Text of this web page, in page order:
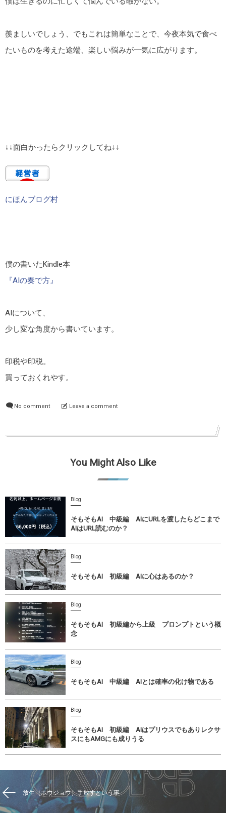
羨ましいでしょう、でもこれは簡単なことで、今夜本気で食べ
たいものを考えた途端、楽しい悩みが一気に広がります。
↓↓面白かったらクリックしてね↓↓
にほんブログ村
僕の書いたKindle本
『AIの奏で方』
AIについて、
少し変な角度から書いています。
印税や印税。
買っておくれやす。
No comment Leave a comment
You Might Also Like
Blog
そもそもAI 中級編 AIにURLを渡したらどこまで
AIはURL読むのか？
Blog
そもそもAI 初級編 AIに心はあるのか？
Blog
そもそもAI 初級編から上級 プロンプトという概
念
Blog
そもそもAI 中級編 AIとは確率の化け物である
Blog
そもそもAI 初級編 AIはプリウスでもありレクサ
スにもAMGにも成りうる
放生（ホウジョウ）手放すという事